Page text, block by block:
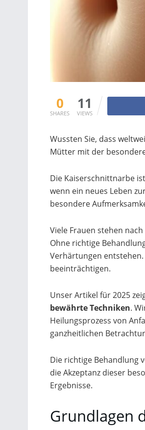
0
SHARES
11
VIEWS
Wussten Sie, dass
Mütter mit der
Die Kaiserschnittnarbe
wenn ein neues Leben
besondere
Viele Frauen stehen
Ohne richtige
Verhärtungen
beeinträchtigen.
Unser Artikel für 2025
bewährte Techniken.
Heilungsprozess von
ganzheitlichen
Die richtige Behandlung
die Akzeptanz dieser
Ergebnisse.
Grundlagen